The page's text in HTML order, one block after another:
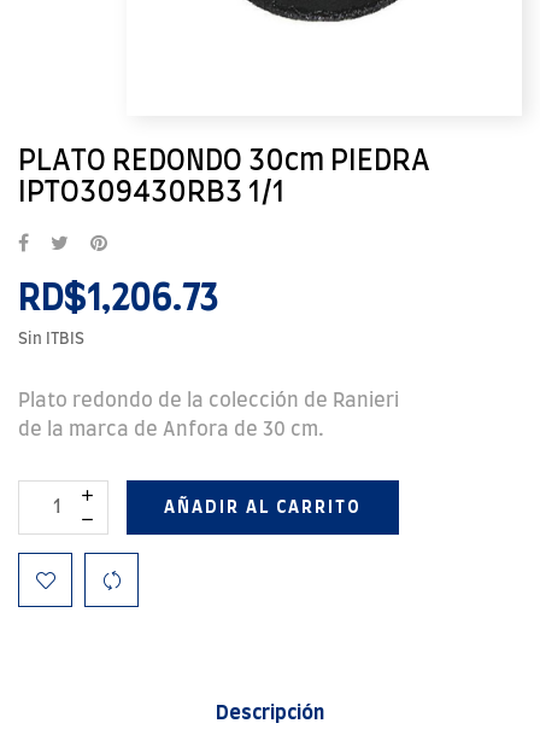
PLATO REDONDO 30cm PIEDRA
IPTO309430RB3 1/1
RD$1,206.73
Sin ITBIS
Plato redondo de la colección de Ranieri
de la marca de Anfora de 30 cm.
AÑADIR AL CARRITO
Descripción